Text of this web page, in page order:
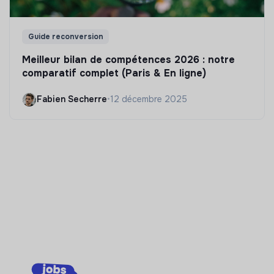
Guide reconversion
Meilleur bilan de compétences 2026 : notre
comparatif complet (Paris & En ligne)
Fabien Secherre•12 décembre 2025